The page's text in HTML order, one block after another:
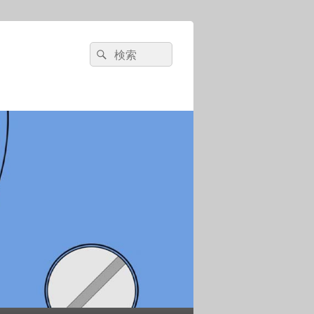
検
索:
検
索